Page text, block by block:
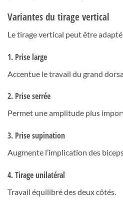
Variantes du tirage vertical
Le tirage vertical peut être
1. Prise large
Accentue le travail du grand
2. Prise serrée
Permet une amplitude plus
3. Prise supination
Augmente l’implication des
4. Tirage unilatéral
Travail équilibré des deux côtés.